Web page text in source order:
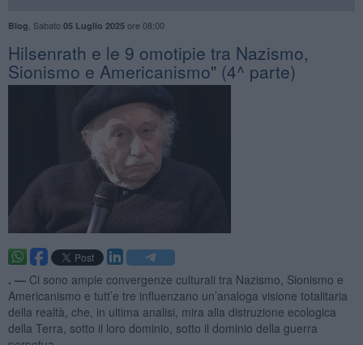
Blog Sabato 05 Luglio 2025ore 08:00
​Hilsenrath e le 9 omotipie tra Nazismo,
Sionismo e Americanismo" (4^ parte)
. — Ci sono ampie convergenze culturali tra Nazismo, Sionismo e
Americanismo e tutt’e tre influenzano un’analoga visione totalitaria
della realtà, che, in ultima analisi, mira alla distruzione ecologica
della Terra, sotto il loro dominio, sotto il dominio della guerra